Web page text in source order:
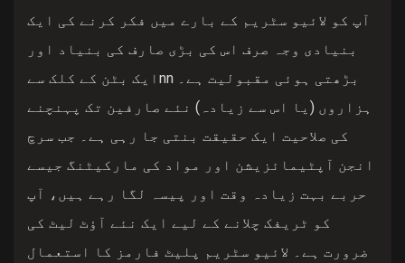
آپ کو لائیو سٹریم کے بارے میں فکر کرنے کی ایک
بنیادی وجہ صرف اس کی بڑی صارف کی بنیاد اور
بڑھتی ہوئی مقبولیت ہے۔ nnایک بٹن کے کلک سے
ہزاروں (یا اس سے زیادہ) نئے صارفین تک پہنچنے
کی صلاحیت ایک حقیقت بنتی جا رہی ہے۔ جب سرچ
انجن آپٹیمائزیشن اور مواد کی مارکیٹنگ جیسے
حربے بہت زیادہ وقت اور پیسہ لگا رہے ہیں، آپ
کو ٹریفک چلانے کے لیے ایک نئے آؤٹ لیٹ کی
ضرورت ہے۔ لائیو سٹریم پلیٹ فارمز کا استعمال